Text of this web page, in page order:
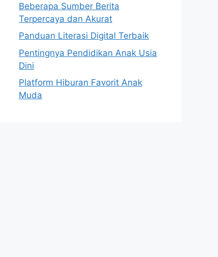
Beberapa Sumber Berita
Terpercaya dan Akurat
Panduan Literasi Digital Terbaik
Pentingnya Pendidikan Anak Usia
Dini
Platform Hiburan Favorit Anak
Muda